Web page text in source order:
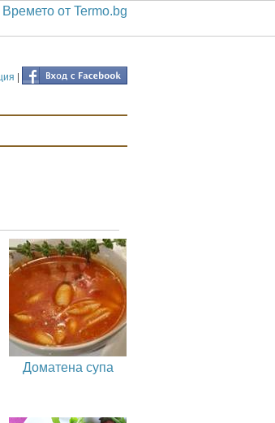
Времето от Termo.bg
|
Доматена супа